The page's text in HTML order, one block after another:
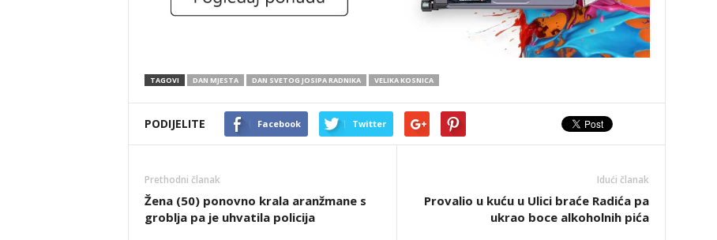
TAGOVI DAN MJESTA DAN SVETOG JOSIPA RADNIKA VELIKA KOSNICA
PODIJELITE Facebook Twitter
Prethodni članak
Žena (50) ponovno krala aranžmane s
groblja pa je uhvatila policija
Idući članak
Provalio u kuću u Ulici braće Radića pa
ukrao boce alkoholnih pića